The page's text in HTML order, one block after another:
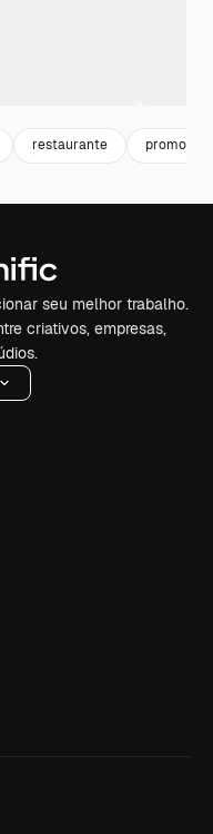
restaurante promoção
seu melhor trabalho.
criativos, empresas,